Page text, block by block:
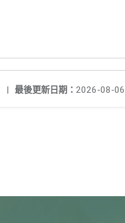
最後更新日期： 2026-08-06
|